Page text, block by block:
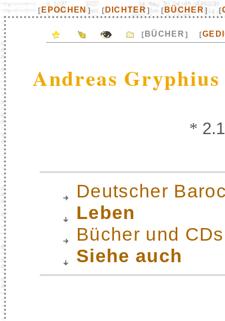
[ EPOCHEN ] [ DICHTER] [ BÜCHER] [
[ BÜCHER] [
Andreas Gryphius
*
Deutscher
Leben
Bücher und CDs
Siehe auch